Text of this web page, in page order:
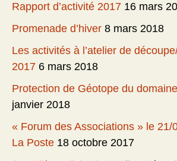
Rapport d’activité 2017 16 mars
Promenade d’hiver 8 mars 2018
Les activités à l’atelier de
2017 6 mars 2018
Protection de Géotope du
janvier 2018
« Forum des Associations » le 21/
La Poste 18 octobre 2017